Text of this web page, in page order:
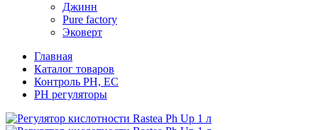
Джинн
Pure factory
Эковерт
Главная
Каталог товаров
Контроль PH, EC
PH регуляторы